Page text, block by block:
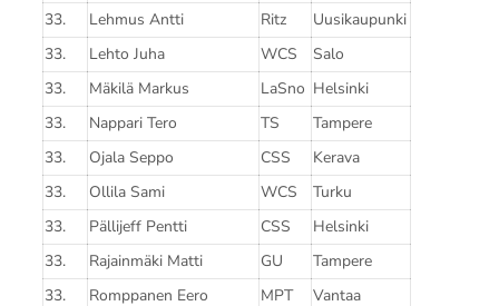
33.
Lehmus Antti Ritz
Uusikaupunki
33.
Lehto Juha WCS
Salo
33.
Mäkilä Markus LaSno Helsinki
33.
Nappari Tero TS
Tampere
33.
Ojala Seppo CSS
Kerava
33.
Ollila Sami WCS
Turku
33.
Pällijeff Pentti CSS
Helsinki
33.
Rajainmäki Matti GU
Tampere
33.
Romppanen Eero MPT
Vantaa